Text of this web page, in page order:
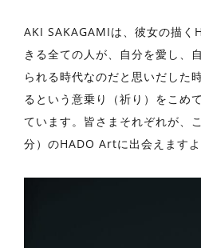
AKI SAKAGAMIは、彼女の描く
きる全ての人が、自分を愛し、
られる時代なのだと思いだした
るという意乗り（祈り）をこめ
ています。皆さまそれぞれが、
分）のHADO Artに出会えますよ